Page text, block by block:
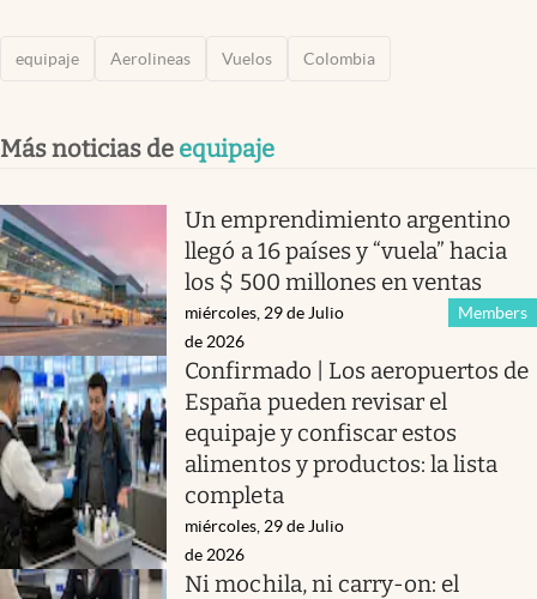
equipaje Aerolineas Vuelos Colombia
Más noticias de equipaje
Un emprendimiento argentino
llegó a 16 países y “vuela” hacia
los $ 500 millones en ventas
Members
miércoles, 29 de Julio
de 2026
Confirmado | Los aeropuertos de
España pueden revisar el
equipaje y confiscar estos
alimentos y productos: la lista
completa
miércoles, 29 de Julio
de 2026
Ni mochila, ni carry-on: el